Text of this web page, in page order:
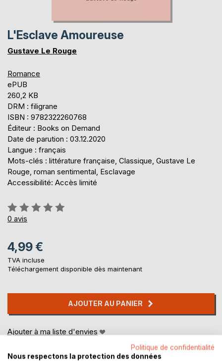
L'Esclave Amoureuse
Gustave Le Rouge
Romance
ePUB
260,2 KB
DRM : filigrane
ISBN : 9782322260768
Éditeur : Books on Demand
Date de parution : 03.12.2020
Langue : français
Mots-clés : littérature française, Classique, Gustave Le
Rouge, roman sentimental, Esclavage
Accessibilité: Accès limité
Évaluation:
0%
0 avis
4,99 €
TVA incluse
Téléchargement disponible dès maintenant
AJOUTER AU PANIER
Ajouter à ma liste d'envies
Politique de confidentialité
Nous respectons la protection des données